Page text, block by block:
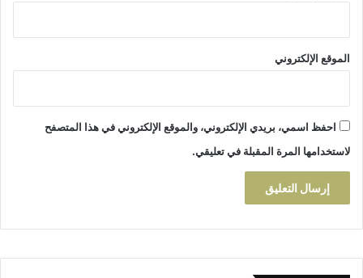
الموقع الإلكتروني
احفظ اسمي، بريدي الإلكتروني، والموقع الإلكتروني في هذا المتصفح
لاستخدامها المرة المقبلة في تعليقي.